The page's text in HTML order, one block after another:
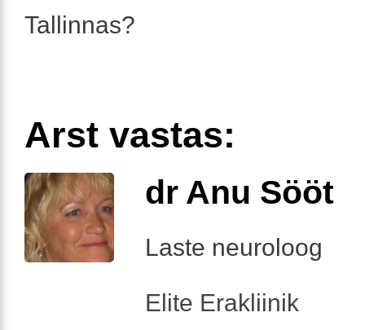
Tallinnas?
Arst vastas:
dr Anu Sööt
Laste neuroloog
Elite Erakliinik